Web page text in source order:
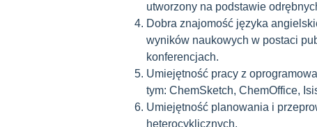
utworzony na podstawie
Dobra znajomość języka
wyników naukowych w postaci
konferencjach.
Umiejętność pracy z
tym: ChemSketch, ChemOffice,
Umiejętność planowania i
heterocyklicznych.